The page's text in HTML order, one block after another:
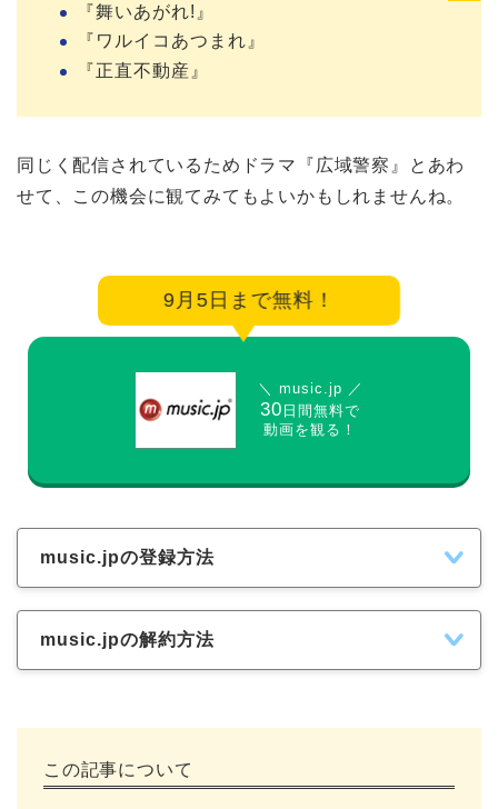
『舞いあがれ!』
『ワルイコあつまれ』
『正直不動産』
同じく配信されているためドラマ『広域警察』とあわ
せて、この機会に観てみてもよいかもしれませんね。
9月5日まで無料！
＼ music.jp ／
30 日間無料で
動画を観る！
music.jpの登録方法
music.jpの解約方法
この記事について